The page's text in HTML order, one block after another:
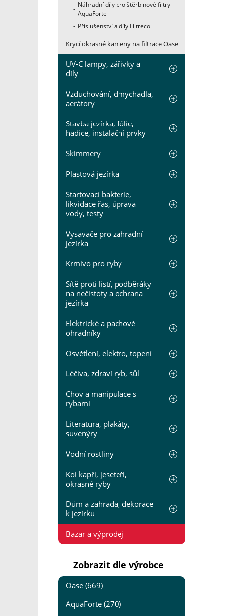
Náhradní díly pro štěrbinové filtry
AquaForte
Příslušenství a díly Filtreco
Krycí okrasné kameny na filtrace Oase
UV-C lampy, zářivky a
díly
Vzduchování, dmychadla,
aerátory
Stavba jezírka, fólie,
hadice, instalační prvky
Skimmery
Plastová jezírka
Startovací bakterie,
likvidace řas, úprava
vody, testy
Vysavače pro zahradní
jezírka
Krmivo pro ryby
Sítě proti listí, podběráky
na nečistoty a ochrana
jezírka
Elektrické a pachové
ohradníky
Osvětlení, elektro, topení
Léčiva, zdraví ryb, sůl
Chov a manipulace s
rybami
Literatura, plakáty,
suvenýry
Vodní rostliny
Koi kapři, jeseteři,
okrasné ryby
Dům a zahrada, dekorace
k jezírku
Bazar a výprodej
Zobrazit dle výrobce
Oase (669)
AquaForte (270)